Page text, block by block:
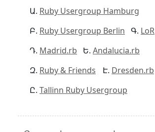
Ruby Usergroup Hamburg
Ruby Usergroup Berlin
LoR
Madrid.rb
Andalucia.rb
Ruby & Friends
Dresden.rb
Tallinn Ruby Usergroup